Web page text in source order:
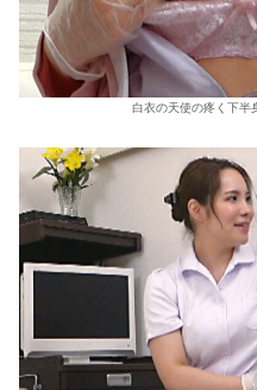
白衣の天使の疼く下半